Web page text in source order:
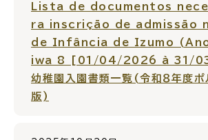
妊娠・出産 子育て
Lista de documentos
ra inscrição de admissão
de Infância de Izumo
iwa 8 [01/04/2026 à 31/
幼稚園入園書類一覧(令和８年度ポ
版)